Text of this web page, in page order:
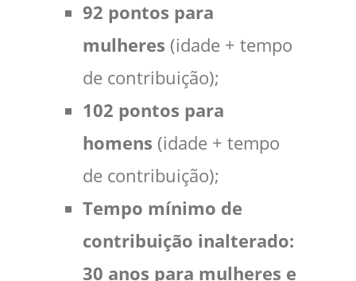
92 pontos para
mulheres (idade + tempo
de contribuição);
102 pontos para
homens (idade + tempo
de contribuição);
Tempo mínimo de
contribuição inalterado:
30 anos para mulheres e